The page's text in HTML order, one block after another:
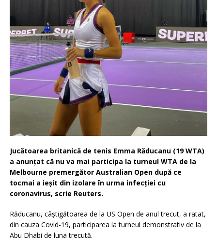
Jucătoarea britanică de tenis Emma Răducanu (19 WTA)
a anunţat că nu va mai participa la turneul WTA de la
Melbourne premergător Australian Open după ce
tocmai a ieşit din izolare în urma infecţiei cu
coronavirus, scrie Reuters.
Răducanu, câştigătoarea de la US Open de anul trecut, a ratat,
din cauza Covid-19, participarea la turneul demonstrativ de la
Abu Dhabi de luna trecută.